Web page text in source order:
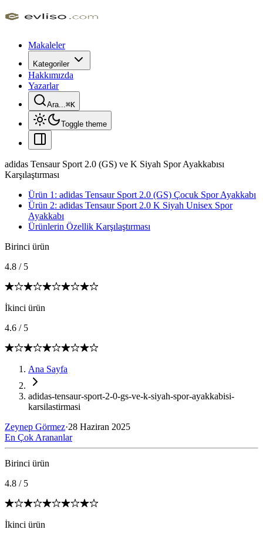
Makaleler
Kategoriler
Hakkımızda
Yazarlar
Ara...⌘K
Toggle theme
adidas Tensaur Sport 2.0 (GS) ve K Siyah Spor Ayakkabısı
Karşılaştırması
Ürün 1: adidas Tensaur Sport 2.0 (GS) Çocuk Spor Ayakkabı
Ürün 2: adidas Tensaur Sport 2.0 K Siyah Unisex Spor
Ayakkabı
Ürünlerin Özellik Karşılaştırması
Birinci ürün
4.8 / 5
İkinci ürün
4.6 / 5
Ana Sayfa
adidas-tensaur-sport-2-0-gs-ve-k-siyah-spor-ayakkabisi-
karsilastirmasi
Zeynep Görmez·28 Haziran 2025
En Çok Arananlar
Birinci ürün
4.8 / 5
İkinci ürün